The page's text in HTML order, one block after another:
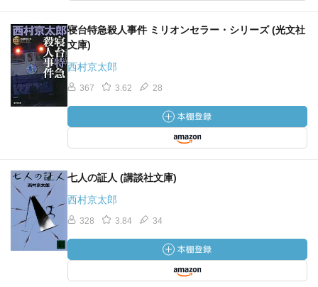
寝台特急殺人事件 ミリオンセラー・シリーズ (光文社
文庫)
西村京太郎
367 3.62 28
七人の証人 (講談社文庫)
西村京太郎
328 3.84 34